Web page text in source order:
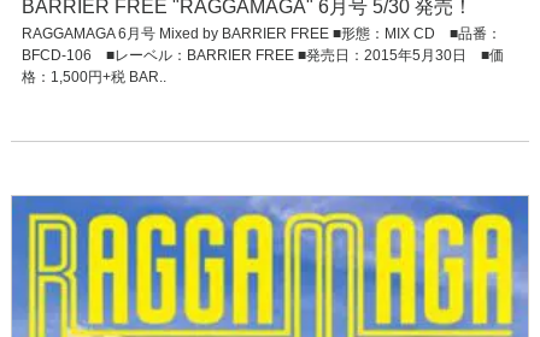
BARRIER FREE "RAGGAMAGA" 6月号 5/30 発売！
RAGGAMAGA 6月号 Mixed by BARRIER FREE ■形態：MIX CD ■品番：
BFCD-106 ■レーベル：BARRIER FREE ■発売日：2015年5月30日 ■価
格：1,500円+税 BAR..